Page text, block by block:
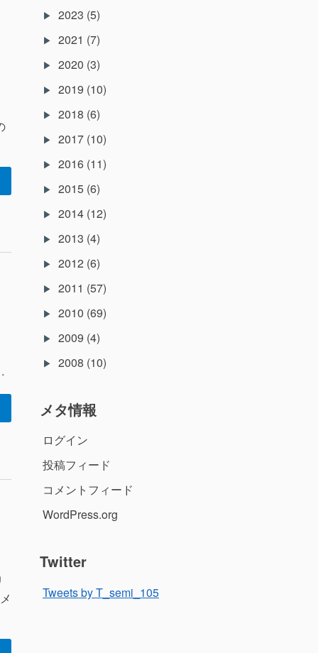
2023 (5)
2021 (7)
2020 (3)
2019 (10)
2018 (6)
2017 (10)
2016 (11)
2015 (6)
2014 (12)
2013 (4)
2012 (6)
2011 (57)
2010 (69)
2009 (4)
2008 (10)
メタ情報
ログイン
投稿フィード
コメントフィード
WordPress.org
Twitter
Tweets by T_semi_105